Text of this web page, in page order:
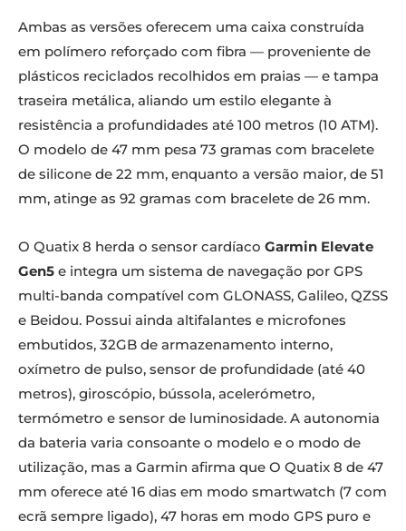
Ambas as versões oferecem uma caixa construída
em polímero reforçado com fibra — proveniente de
plásticos reciclados recolhidos em praias — e tampa
traseira metálica, aliando um estilo elegante à
resistência a profundidades até 100 metros (10 ATM).
O modelo de 47 mm pesa 73 gramas com bracelete
de silicone de 22 mm, enquanto a versão maior, de 51
mm, atinge as 92 gramas com bracelete de 26 mm.
O Quatix 8 herda o sensor cardíaco Garmin Elevate
Gen5 e integra um sistema de navegação por GPS
multi-banda compatível com GLONASS, Galileo, QZSS
e Beidou. Possui ainda altifalantes e microfones
embutidos, 32GB de armazenamento interno,
oxímetro de pulso, sensor de profundidade (até 40
metros), giroscópio, bússola, acelerómetro,
termómetro e sensor de luminosidade. A autonomia
da bateria varia consoante o modelo e o modo de
utilização, mas a Garmin afirma que O Quatix 8 de 47
mm oferece até 16 dias em modo smartwatch (7 com
ecrã sempre ligado), 47 horas em modo GPS puro e